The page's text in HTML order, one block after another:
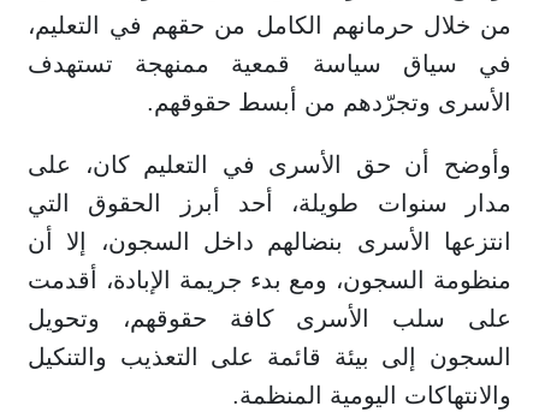
من خلال حرمانهم الكامل من حقهم في التعليم،
في سياق سياسة قمعية ممنهجة تستهدف
الأسرى وتجرّدهم من أبسط حقوقهم.
وأوضح أن حق الأسرى في التعليم كان، على
مدار سنوات طويلة، أحد أبرز الحقوق التي
انتزعها الأسرى بنضالهم داخل السجون، إلا أن
منظومة السجون، ومع بدء جريمة الإبادة، أقدمت
على سلب الأسرى كافة حقوقهم، وتحويل
السجون إلى بيئة قائمة على التعذيب والتنكيل
والانتهاكات اليومية المنظمة.